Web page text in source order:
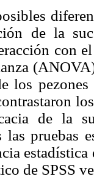
de la
con
los
de la
pruebas
estadística
de SPSS